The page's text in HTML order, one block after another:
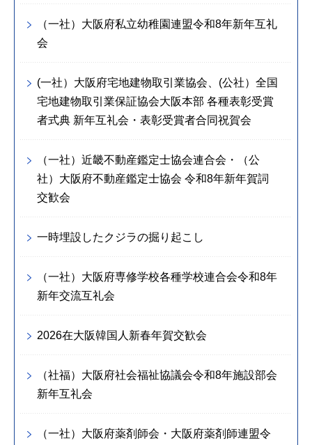
（一社）大阪府私立幼稚園連盟令和8年新年互礼
会
(一社）大阪府宅地建物取引業協会、(公社）全国
宅地建物取引業保証協会大阪本部 各種表彰受賞
者式典 新年互礼会・表彰受賞者合同祝賀会
（一社）近畿不動産鑑定士協会連合会・（公
社）大阪府不動産鑑定士協会 令和8年新年賀詞
交歓会
一時埋設したクジラの掘り起こし
（一社）大阪府専修学校各種学校連合会令和8年
新年交流互礼会
2026在大阪韓国人新春年賀交歓会
（社福）大阪府社会福祉協議会令和8年施設部会
新年互礼会
（一社）大阪府薬剤師会・大阪府薬剤師連盟令